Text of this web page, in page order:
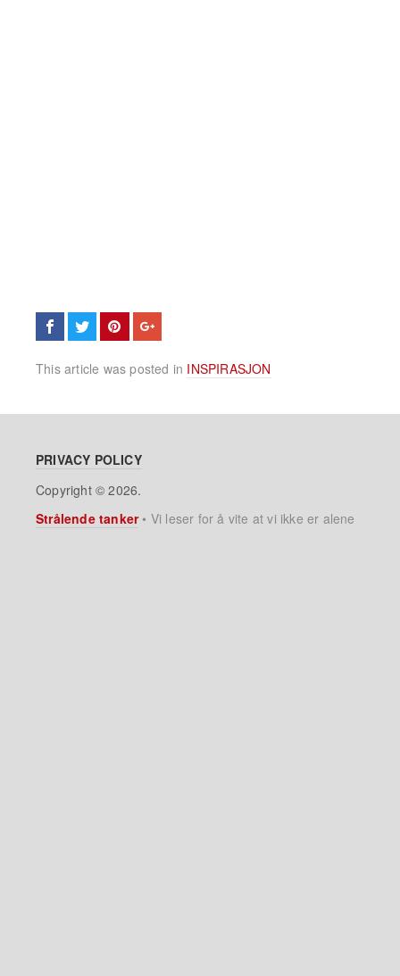
This article was posted in INSPIRASJON
PRIVACY POLICY
Copyright © 2026.
Strålende tanker• Vi leser for å vite at vi ikke er alene